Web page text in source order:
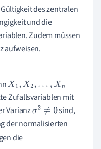
des zentralen
und die
Zudem müssen
aufweisen.
X1,X2,…, X n
Zufallsvariablen mit
Varianzσ2≠0
sind,
der normalisierten
die